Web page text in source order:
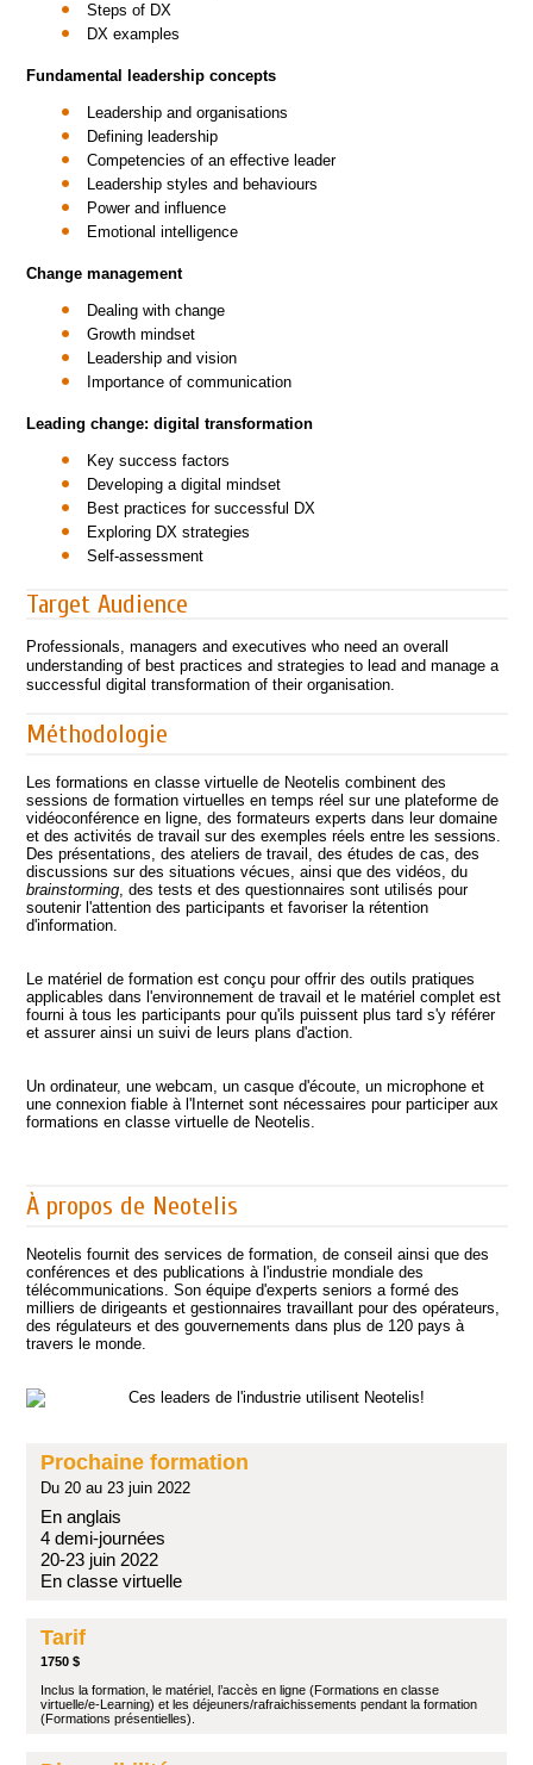
Steps of DX
DX examples
Fundamental leadership concepts
Leadership and organisations
Defining leadership
Competencies of an effective leader
Leadership styles and behaviours
Power and influence
Emotional intelligence
Change management
Dealing with change
Growth mindset
Leadership and vision
Importance of communication
Leading change: digital transformation
Key success factors
Developing a digital mindset
Best practices for successful DX
Exploring DX strategies
Self-assessment
Target Audience
Professionals, managers and executives who need an overall
understanding of best practices and strategies to lead and manage a
successful digital transformation of their organisation.
Méthodologie
Les formations en classe virtuelle de Neotelis combinent des
sessions de formation virtuelles en temps réel sur une plateforme de
vidéoconférence en ligne, des formateurs experts dans leur domaine
et des activités de travail sur des exemples réels entre les sessions.
Des présentations, des ateliers de travail, des études de cas, des
discussions sur des situations vécues, ainsi que des vidéos, du
brainstorming, des tests et des questionnaires sont utilisés pour
soutenir l'attention des participants et favoriser la rétention
d'information.
Le matériel de formation est conçu pour offrir des outils pratiques
applicables dans l'environnement de travail et le matériel complet est
fourni à tous les participants pour qu'ils puissent plus tard s'y référer
et assurer ainsi un suivi de leurs plans d'action.
Un ordinateur, une webcam, un casque d'écoute, un microphone et
une connexion fiable à l'Internet sont nécessaires pour participer aux
formations en classe virtuelle de Neotelis.
À propos de Neotelis
Neotelis fournit des services de formation, de conseil ainsi que des
conférences et des publications à l'industrie mondiale des
télécommunications. Son équipe d'experts seniors a formé des
milliers de dirigeants et gestionnaires travaillant pour des opérateurs,
des régulateurs et des gouvernements dans plus de 120 pays à
travers le monde.
Prochaine formation
Du 20 au 23 juin 2022
En anglais
4 demi-journées
20-23 juin 2022
En classe virtuelle
Tarif
1750 $
Inclus la formation, le matériel, l’accès en ligne (Formations en classe
virtuelle/e-Learning) et les déjeuners/rafraichissements pendant la formation
(Formations présentielles).